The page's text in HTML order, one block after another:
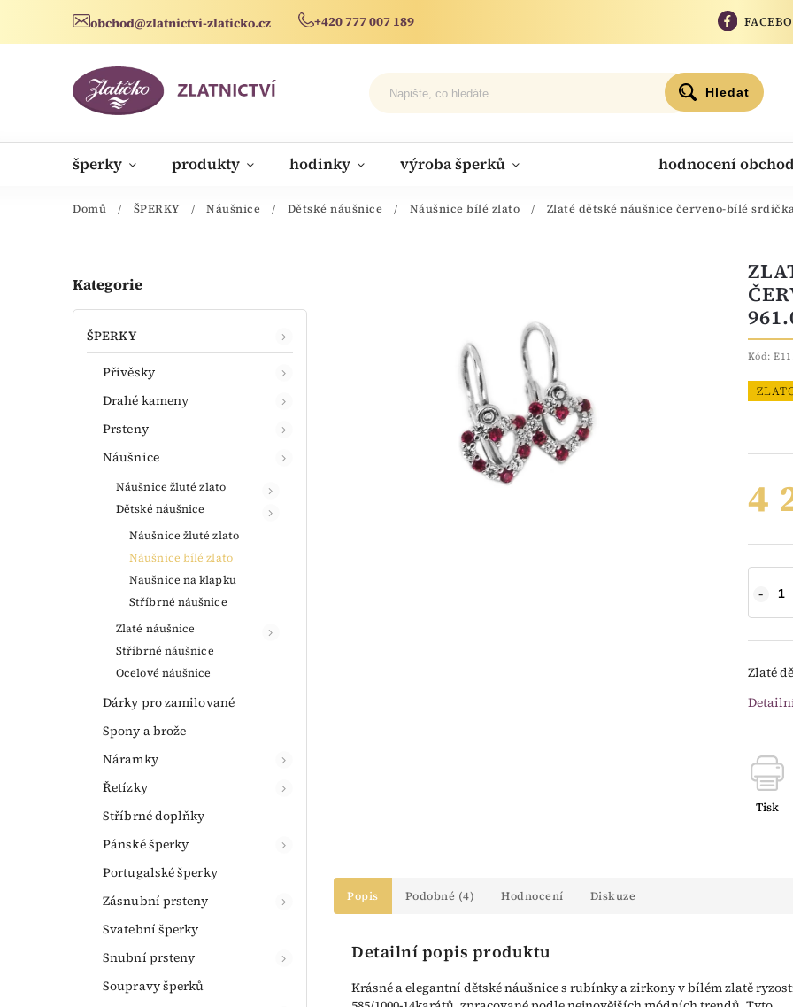
obchod@zlatnictvi-zlaticko.cz +420 777 007 189
Hledat
šperky produkty hodinky výroba šperků hodnocení
novinky
Domů / ŠPERKY / Náušnice / Dětské náušnice / Náušnice bílé zlato / Zlaté dětské náušnice červeno-bílé
Kategorie
ŠPERKY
Přívěsky
Drahé kameny
Prsteny
Náušnice
Náušnice žluté zlato
Dětské náušnice
Náušnice žluté zlato
Náušnice bílé zlato
Naušnice na klapku
Stříbrné náušnice
Zlaté náušnice
Stříbrné náušnice
Ocelové náušnice
Dárky pro zamilované
Spony a brože
Náramky
Řetízky
Stříbrné doplňky
Pánské šperky
Portugalské šperky
Zásnubní prsteny
Svatební šperky
Snubní prsteny
Soupravy šperků
Kód:
4
Zlaté
Tisk
Popis Podobné (4) Hodnocení Diskuze
Detailní popis produktu
Krásné a elegantní dětské náušnice s rubínky a zirkony v bílém zlatě